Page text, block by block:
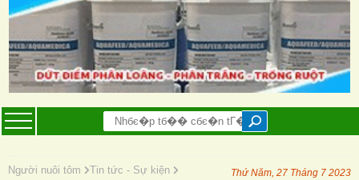
Người nuôi tôm Tin tức - Sự kiện Thứ Năm, 27 Tháng 7 2023